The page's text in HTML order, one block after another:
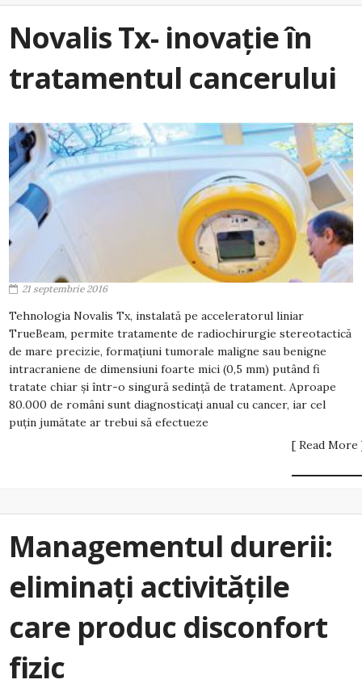
Novalis Tx- inovație în
tratamentul cancerului
21 septembrie 2016
Tehnologia Novalis Tx, instalată pe acceleratorul liniar
TrueBeam, permite tratamente de radiochirurgie stereotactică
de mare precizie, formațiuni tumorale maligne sau benigne
intracraniene de dimensiuni foarte mici (0,5 mm) putând fi
tratate chiar și într-o singură sedință de tratament. Aproape
80.000 de români sunt diagnosticați anual cu cancer, iar cel
puțin jumătate ar trebui să efectueze
[ Read More
Managementul durerii:
eliminați activitățile
care produc disconfort
fizic